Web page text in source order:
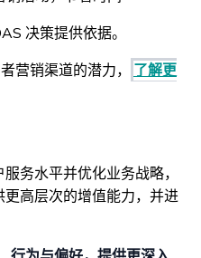
决策提供依据。
营销渠道的潜力，
了解更
务水平并优化业务战略，
高层次的增值能力，并进